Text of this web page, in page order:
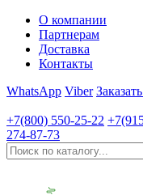
О компании
Партнерам
Доставка
Контакты
WhatsApp Viber
+7(800) 550-25-22
274-87-73